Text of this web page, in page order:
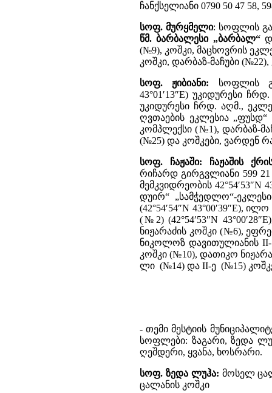
ჩანქსელიანი 0790 50 47 58,
სოფ. მურყმელი: სოფლის
წმ. ბარბალესი „ბარბალ“
(№9), კოშკი, მაცხოვრის
კოშკი, დარბაზ-მაჩუბი
სოფ. ჟიბიანი: სოფლის
43°01′13″E) უკიდურესი
უკიდურესი ჩრდ. აღმ.,
ღვთაების ეკლესია „ფუსდ“
კომპლექსი (№1), დარბაზ-
(№25) და კოშკები, ვარდენ
სოფ. ჩაჟაში: ჩაჟაშის
რიჩარდ გირგვლიანი 599
მემკვიდრეობის 42°54′53″N
დუირ“ „სამჭედლო“-ეკლესია
(42°54′54″N 43°00′39″E),
(№2) (42°54′53″N
ნიჟარაძის კოშკი (№6),
ნიკოლოზ დავითულიანის II-
კოშკი (№10), დათიკო
ლი (№14) და II-ე (№15)
- თემი მესტიის
სოფლები: ზაგარი, ზედა
ღეშდერი, ყვანა, ხოსრარი.
სოფ. ზედა ლუჰა: მოსელ
ცალანის კოშკი